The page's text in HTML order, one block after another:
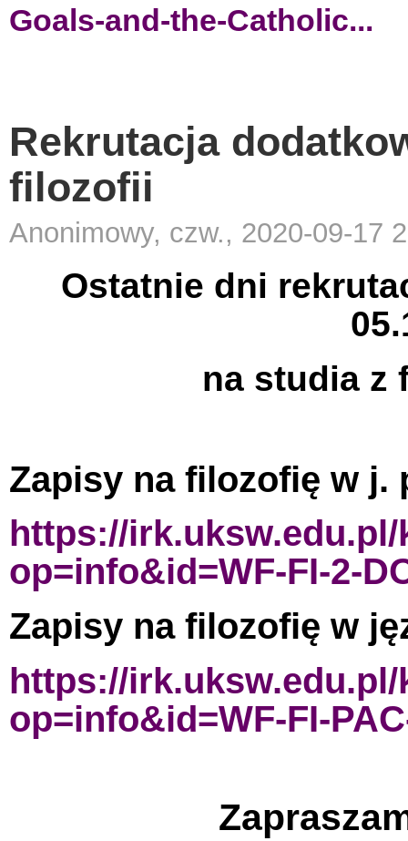
Goals-and-the-Catholic...
Rekrutacja
filozofii
Anonimowy, czw., 2020-09-17
Ostatnie dni
na studia z
Zapisy na filozofię w j.
https://
op=info&id=WF-FI-2-
Zapisy na filozofię w
https://
op=info&id=WF-FI-